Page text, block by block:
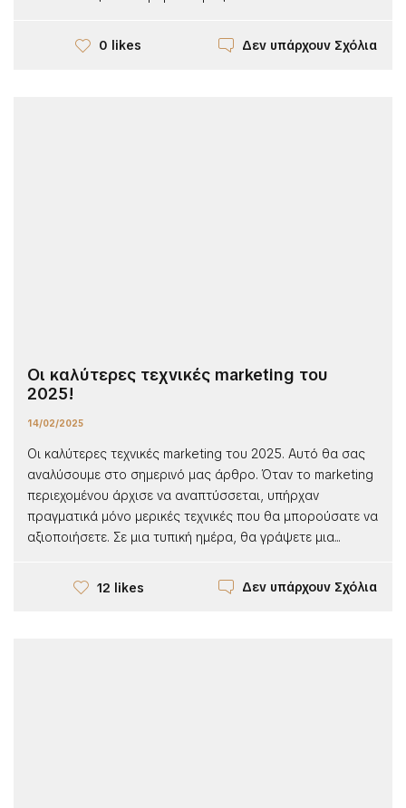
0 likes Δεν υπάρχουν Σχόλια
Οι καλύτερες τεχνικές marketing του
2025!
14/02/2025
Οι καλύτερες τεχνικές marketing του 2025. Αυτό θα σας
αναλύσουμε στο σημερινό μας άρθρο. Όταν το marketing
περιεχομένου άρχισε να αναπτύσσεται, υπήρχαν
πραγματικά μόνο μερικές τεχνικές που θα μπορούσατε να
αξιοποιήσετε. Σε μια τυπική ημέρα, θα γράψετε μια...
12 likes Δεν υπάρχουν Σχόλια